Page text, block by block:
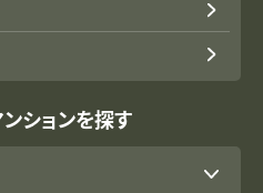
ションを探す